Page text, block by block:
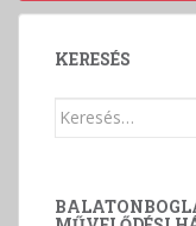
KERESÉS
Keresés: